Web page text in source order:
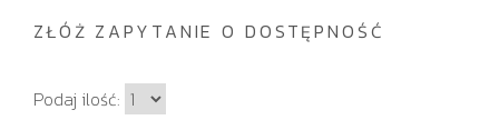
ZŁÓŻ ZAPYTANIE O DOSTĘPNOŚĆ
IPodaj ilość: